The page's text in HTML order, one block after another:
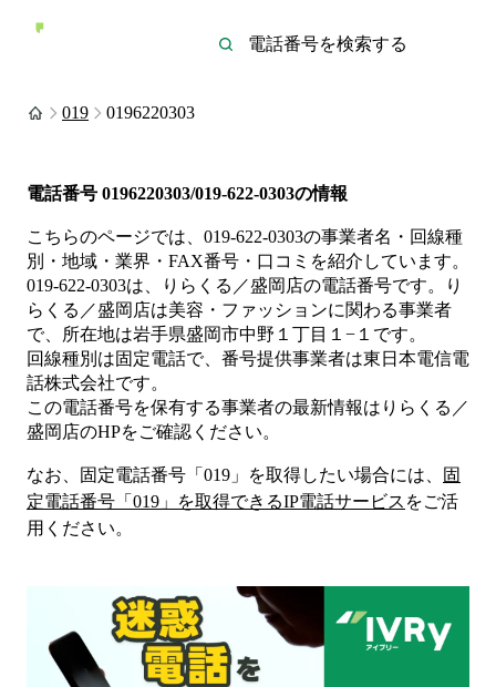
019 0196220303
電話番号 0196220303/019-622-0303の情報
こちらのページでは、 019-622-0303の事業者名・回線種
別・地域・業界・FAX番号・口コミを紹介しています。
019-622-0303は、 りらくる／盛岡店の電話番号です。
り
らくる／盛岡店は美容・ファッションに関わる事業者
で、所在地は岩手県盛岡市中野１丁目１−１ です。
回線種別は固定電話で、番号提供事業者は東日本電信電
話株式会社です。
この電話番号を保有する事業者の最新情報は りらくる／
盛岡店のHPをご確認ください。
なお、固定電話番号「 019 」を取得したい場合には、
固
定電話番号「 019 」を取得できるIP電話サービス をご活
用ください。